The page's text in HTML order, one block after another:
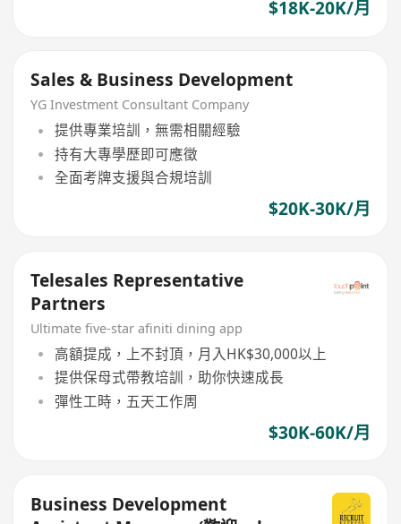
$18K-20K/月
Sales & Business Development
YG Investment Consultant Company
提供專業培訓，無需相關經驗
持有大專學歷即可應徵
全面考牌支援與合規培訓
$20K-30K/月
Telesales Representative
Partners
Ultimate five-star afiniti dining app
高額提成，上不封頂，月入HK$30,000以上
提供保母式帶教培訓，助你快速成長
彈性工時，五天工作周
$30K-60K/月
Business Development